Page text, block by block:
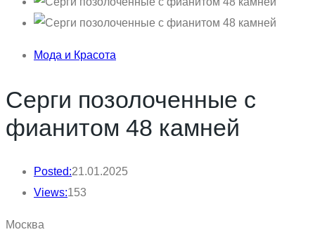
Мода и Красота
Серги позолоченные с
фианитом 48 камней
Posted:21.01.2025
Views:153
Москва